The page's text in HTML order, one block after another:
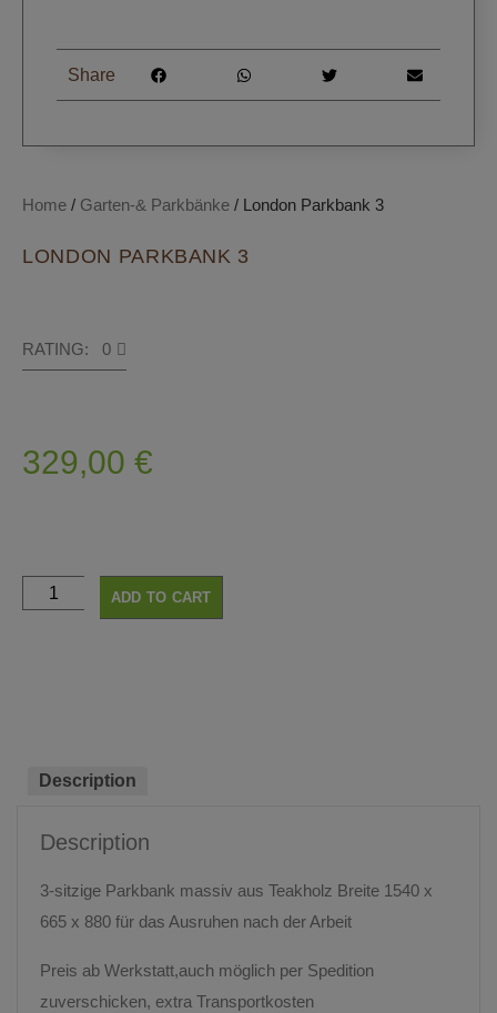
Home / Garten-& Parkbänke / London Parkbank 3
LONDON PARKBANK 3
RATING: 0
329,00 €
ADD TO CART
Share
Description
Description
3-sitzige Parkbank massiv aus Teakholz Breite 1540 x
665 x 880 für das Ausruhen nach der Arbeit
Preis ab Werkstatt,auch möglich per Spedition
zuverschicken, extra Transportkosten